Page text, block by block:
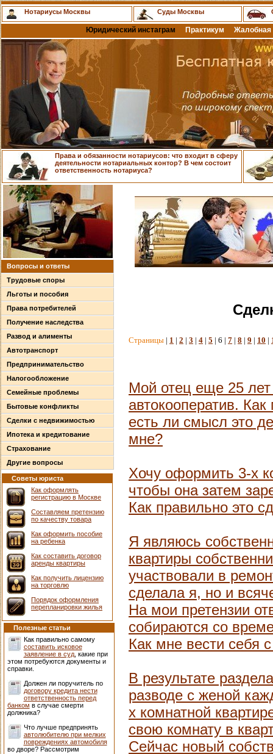
Нотариусы Москвы Суды Москвы
Юридический инстаграм Практикум Жалобная
Права и обязанности нотариусов: что входит в сферу
деятельности нотариальных контор? В чем состоит
ответственность нотариуса?
Вопросы и ответы
Трудовые споры
Льготы и пособия
Права потребителей
Получение наследства
Развод и алименты
Автотранспорт
Предпринимательство
Налогообложение
Семейные проблемы
Бытовые конфликты
Сделки с недвижимостью
Ипотека и кредитование
Страхование
Другие вопросы
Советы юриста
Как оформлять
регистрацию в Москве
Составляем претензию
по качеству товара
Как оформить пособие
на ребенка
Как составить договор
аренды квартиры
Как получить лицензию
на торговлю
Порядок оформления
перепланировки жилья
Полезные статьи
Как правильно самому
составить исковое
заявление в суд, какие при
этом потребуются документы и
справки.
Должен ли поручитель по
договору кредита нести
ответственность перед
банком в случае смерти
должника?
Что лучше предпринять
автолюбителю при мелких
повреждениях автомобиля
во дворе? Рассмотрим
Страницы | 1 | 2 | 3 | 4 | 5 | 6 | 7 | 8 | 9 | 10 |
Мой отец еще 25 лет
автокооператив.
есть ли смысл это
мне?
Хочу оформить 3-х
чтобы она затем
Как правильно это
Я являюсь
квартиры
участвовали в
сделала я, но и
На мои претензии
собираются со
Как мне вести себя
В результате
разводе с женой
х комнатной
свою комнату в
Сейчас новый